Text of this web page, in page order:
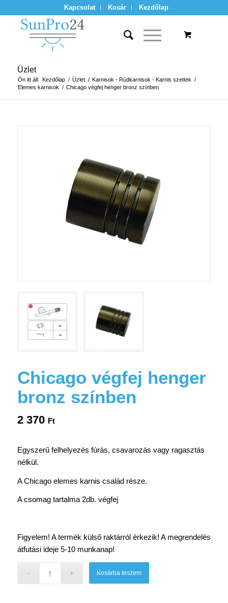
Kapcsolat Kosár Kezdőlap
Üzlet
Ön itt áll: Kezdőlap / Üzlet / Karnisok - Rúdkarnisok - Karnis szettek /
Elemes karnisok / Chicago végfej henger bronz színben
Chicago végfej henger
bronz színben
2 370 Ft
Egyszerű felhelyezés fúrás, csavarozás vagy ragasztás
nélkül.
A Chicago elemes karnis család része.
A csomag tartalma 2db. végfej
Figyelem! A termék külső raktárról érkezik! A megrendelés
átfutási ideje 5-10 munkanap!
Kosárba teszem